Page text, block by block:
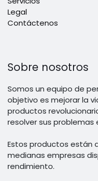
Legal
Contáctenos
Sobre nosotros
Somos un equipo de
objetivo es mejorar la
productos
resolver sus problemas
Estos productos están
medianas empresas
rendimiento.